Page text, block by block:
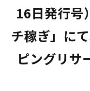
導入事例
コラム
ニュース
16日発行号
チ稼ぎ」に
ピングリサ